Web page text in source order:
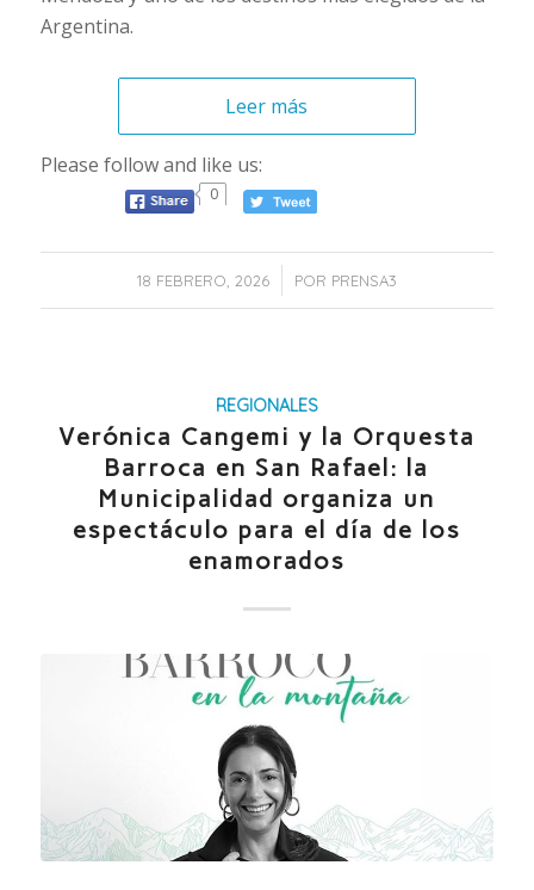
Argentina.
Leer más
Please follow and like us:
0
18 FEBRERO, 2026
/ POR PRENSA3
REGIONALES
Verónica Cangemi y la Orquesta
Barroca en San Rafael: la
Municipalidad organiza un
espectáculo para el día de los
enamorados